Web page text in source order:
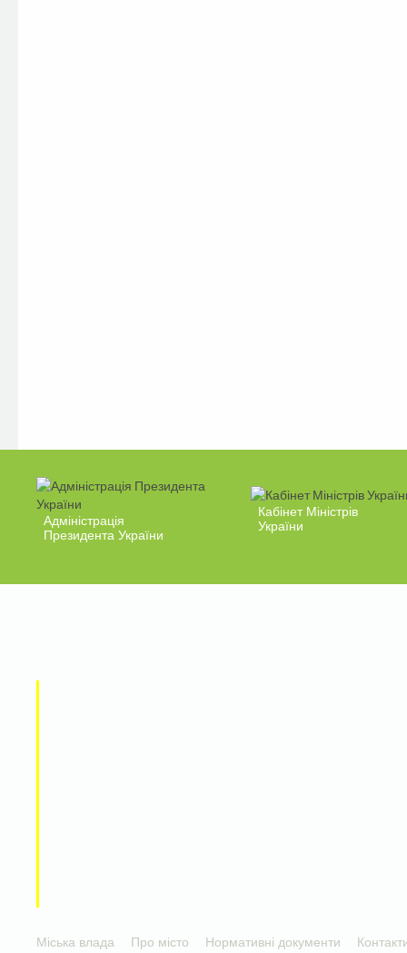
Адміністрація
Президента України
Кабінет Міністрів
України
Міська влада Про місто Нормативні документи